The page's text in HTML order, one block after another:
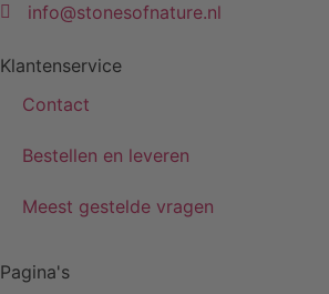
info@stonesofnature.nl
Klantenservice
Contact
Bestellen en leveren
Meest gestelde vragen
Pagina's